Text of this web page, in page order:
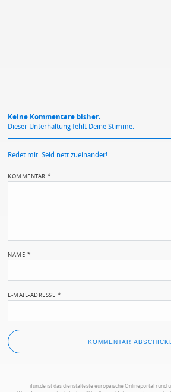
Keine Kommentare bisher.
Dieser Unterhaltung fehlt Deine Stimme.
Redet mit. Seid nett zueinander!
KOMMENTAR*
NAME *
E-MAIL-ADRESSE *
ifun.de ist das dienstälteste europäische Onlineportal rund